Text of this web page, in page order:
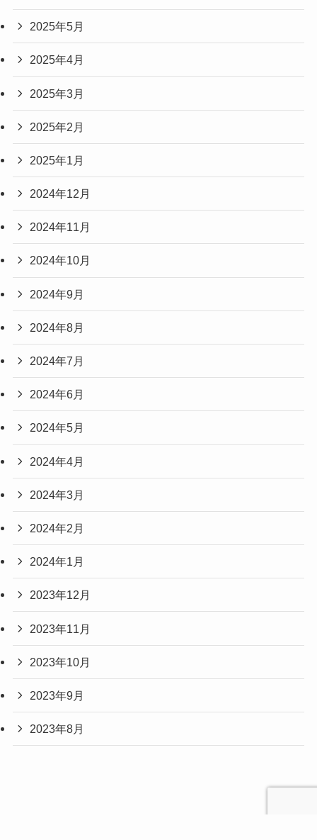
2025年5月
2025年4月
2025年3月
2025年2月
2025年1月
2024年12月
2024年11月
2024年10月
2024年9月
2024年8月
2024年7月
2024年6月
2024年5月
2024年4月
2024年3月
2024年2月
2024年1月
2023年12月
2023年11月
2023年10月
2023年9月
2023年8月